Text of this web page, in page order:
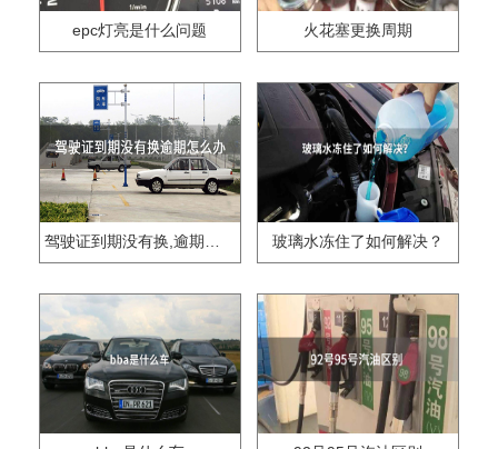
epc灯亮是什么问题 火花塞更换周期
驾驶证到期没有换,逾期怎么办?? 玻璃水冻住了如何解决？